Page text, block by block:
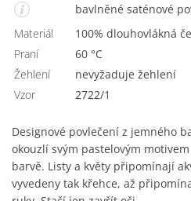
bavlněné saténové
Materiál
100% dlouhovlákná
Praní
60 °C
Žehlení
nevyžaduje žehlení
Vzor
2722/1
Designové povlečení z jemného
okouzlí svým pastelovým
barvě. Listy a květy připomínají
vyvedeny tak křehce, až